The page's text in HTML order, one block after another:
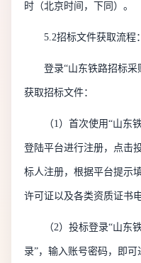
时（北京时间，下同）。
5.2招标文件获取流程：
登录“山东铁路招标采
获取招标文件：
（1）首次使用“山东
登陆平台进行注册，点击
标人注册，根据平台提示
许可证以及各类资质证书
（2）投标登录“山东
录”，输入账号密码，即